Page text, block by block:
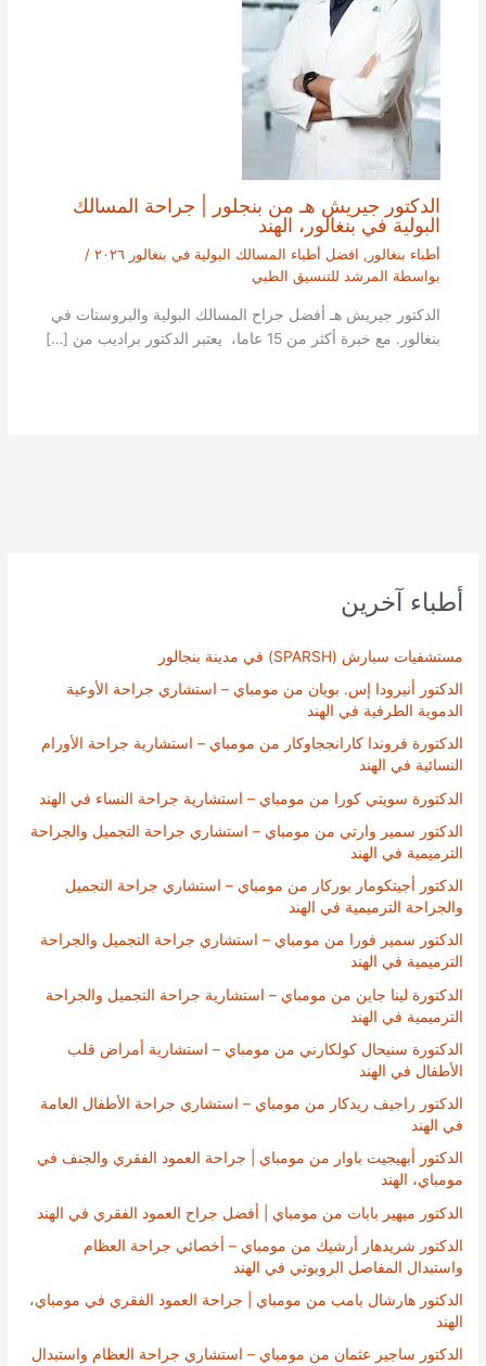
أطباء آخرين
مستشفيات سبارش (SPARSH) في مدينة بنجالور
الدكتور أنيرودا إس. بويان من مومباي – استشاري جراحة الأوعية
الدموية الطرفية في الهند
الدكتورة فروندا كارانججاوكار من مومباي – استشارية جراحة الأورام
النسائية في الهند
الدكتورة سويتي كورا من مومباي – استشارية جراحة النساء في الهند
الدكتور سمير وارتي من مومباي – استشاري جراحة التجميل والجراحة
الترميمية في الهند
الدكتور أجيتكومار بوركار من مومباي – استشاري جراحة التجميل
والجراحة الترميمية في الهند
الدكتور سمير فورا من مومباي – استشاري جراحة التجميل والجراحة
الترميمية في الهند
الدكتورة لينا جاين من مومباي – استشارية جراحة التجميل والجراحة
الترميمية في الهند
الدكتورة سنيحال كولكارني من مومباي – استشارية أمراض قلب
الأطفال في الهند
الدكتور راجيف ريدكار من مومباي – استشاري جراحة الأطفال العامة
في الهند
الدكتور أبهيجيت باوار من مومباي | جراحة العمود الفقري والجنف في
مومباي، الهند
الدكتور ميهير بابات من مومباي | أفضل جراح العمود الفقري في الهند
الدكتور شريدهار أرشيك من مومباي – أخصائي جراحة العظام
واستبدال المفاصل الروبوتي في الهند
الدكتور هارشال بامب من مومباي | جراحة العمود الفقري في مومباي،
الهند
الدكتور ساجير عثمان من مومباي – استشاري جراحة العظام واستبدال
الدكتور جيريش هـ من بنجلور | جراحة المسالك
البولية في بنغالور، الهند
أطباء بنغالور , افضل أطباء المسالك البولية في بنغالور ٢٠٢٦
/
بواسطة المرشد للتنسيق الطبي
الدكتور جيريش هـ أفضل جراح المسالك البولية والبروستات في
بنغالور. مع خبرة أكثر من 15 عاما، يعتبر الدكتور براديب من […]